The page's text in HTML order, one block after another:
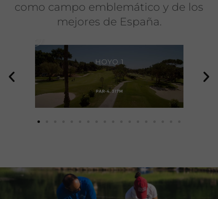
como campo emblemático y de los
mejores de España.